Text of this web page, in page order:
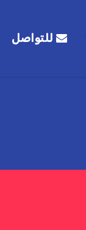
للتواصل